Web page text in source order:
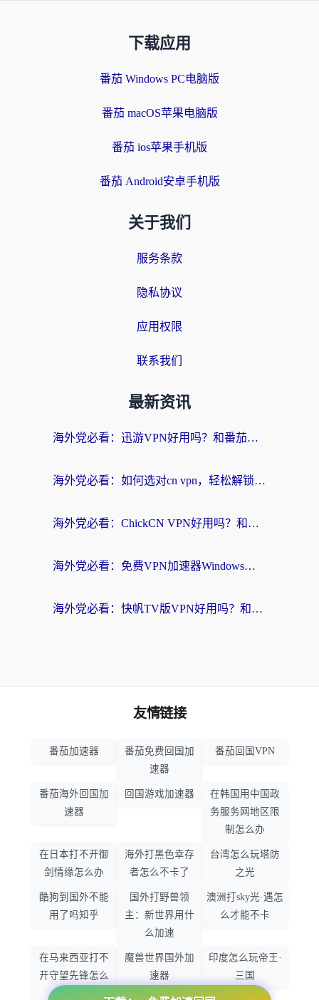
下载应用
番茄 Windows PC电脑版
番茄 macOS苹果电脑版
番茄 ios苹果手机版
番茄 Android安卓手机版
关于我们
服务条款
隐私协议
应用权限
联系我们
最新资讯
海外党必看：迅游VPN好用吗？和番茄加速器VPN对比哪个回国效果更好？
海外党必看：如何选对cn vpn，轻松解锁国内影音游戏？
海外党必看：ChickCN VPN好用吗？和星河VPN对比哪个回国效果更好？附真实体验+避坑指南
海外党必看：免费VPN加速器Windows版怎么选？附真实测评与无缝访问国内资源指南
海外党必看：快帆TV版VPN好用吗？和hi龟龟VPN对比哪个回国效果更好？附免费加速器选择指南
友情链接
番茄加速器
番茄免费回国加
速器
番茄回国VPN
番茄海外回国加
速器
回国游戏加速器
在韩国用中国政
务服务网地区限
制怎么办
在日本打不开御
剑情缘怎么办
海外打黑色幸存
者怎么不卡了
台湾怎么玩塔防
之光
酷狗到国外不能
用了吗知乎
国外打野兽领
主：新世界用什
么加速
澳洲打sky光·遇怎
么才能不卡
在马来西亚打不
开守望先锋怎么
魔兽世界国外加
速器
印度怎么玩帝王·
三国